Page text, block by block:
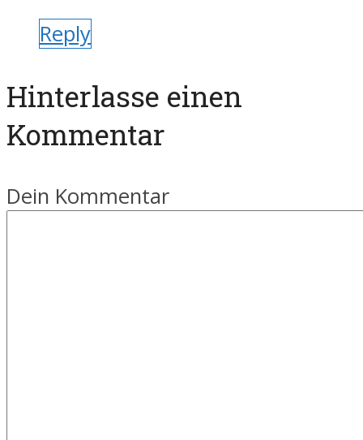
Reply
Hinterlasse einen
Kommentar
Dein Kommentar